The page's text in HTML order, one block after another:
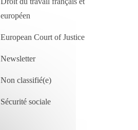
européen
European Court of Justice
Newsletter
Non classifié(e)
Sécurité sociale